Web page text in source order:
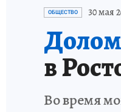
ОБЩЕСТВО 30 мая
в
Во время